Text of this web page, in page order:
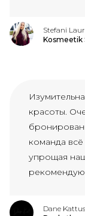
Stefani
Kosmeetik
красоты.
команда
упрощая
рекомендую
Dane Kattus